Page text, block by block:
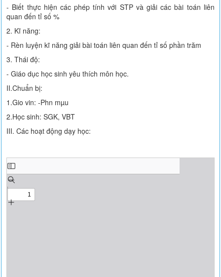
- Biết thực hiện các phép tính với STP và giải các bài toán liên
quan đến tỉ số %
2. Kĩ năng:
- Rèn luyện kĩ năng giải bài toán liên quan đến tỉ số phần trăm
3. Thái độ:
- Giáo dục học sinh yêu thích môn học.
II.Chuẩn bị:
1.Gio vin: -Phn mµu
2.Học sinh: SGK, VBT
III. Các hoạt động dạy học: